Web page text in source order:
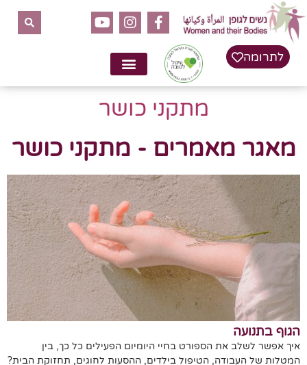
לתרומה
מתקני כושר
מאגר מאמרים - מתקני כושר
הגוף בתנועה
איך אפשר לשלב את הספורט בחיי היומיום הפעילים כל כך, בין
המטלות של העבודה, הטיפול בילדים, ההסעות לחוגים, תחזוקת הבית?